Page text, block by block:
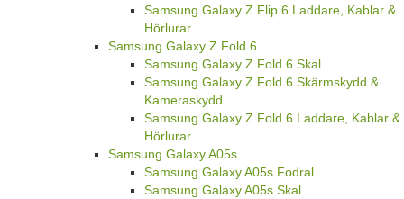
Samsung Galaxy Z Flip 6 Laddare, Kablar &
Hörlurar
Samsung Galaxy Z Fold 6
Samsung Galaxy Z Fold 6 Skal
Samsung Galaxy Z Fold 6 Skärmskydd &
Kameraskydd
Samsung Galaxy Z Fold 6 Laddare, Kablar &
Hörlurar
Samsung Galaxy A05s
Samsung Galaxy A05s Fodral
Samsung Galaxy A05s Skal